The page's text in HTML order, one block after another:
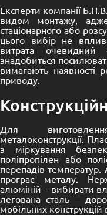
Експерти компанії
видом монтажу, адже
стаціонарного або
цього вибір не
витрата очевидний
знадобиться
вимагають наявності
приводу.
Для
металоконструкції.
з міркування
поліпропілен або
перепадів температур.
програє металу.
алюміній – вибирати
легована сталь –
мобільних